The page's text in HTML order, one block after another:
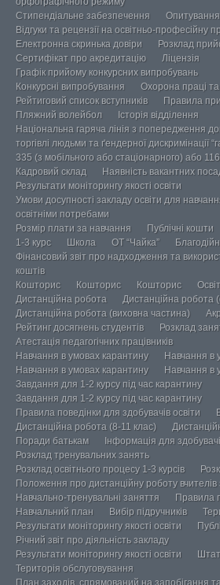
Стипендіальне забезпечення
Опитування
Відгуки та рецензії на освітньо-професійну
Електронна скринька довіри
Розклад
Сертифікат про акредитацію
Ліцензія
Графік прийому конкурсних випробувань
Конкурсні випробування
Охорона праці
Рейтиговий список вступників
Правила
Пляжний волейбол
Історія відділення
Національна гаряча лінія з попередження
торгівлі людьми та ґендерної дискримінації
335 (з мобільного або стаціонарного) або
Кадровий склад
Наявність вакантних
Результати моніторингу якості освіти
Умови досупності закладу освіти для
освітніми потребами
Розмір плати за навчання
Публічні кошти
1-3 курс
Школа ОТ “Чайка”
Фінансовий звіт про надходження та
коштів
Кошторис
Кошторис Кошторис
Дистанційна робота
Дистанційна робота
Дистанційна робота (виховна частина)
Рейтинг досягнень студентів
Розклад
Атестація педагогічних працівників
Навчання в умовах карантину
Навчання в
Навчання в умовах карантину
Навчання в
Завдання для 1-2 курсу під час карантину
Завдання для 1-2 курсу під час карантину
Правила поведінки для здобувачів освіти
Дистанційна робота (8-11 клас)
Поради батькам
Інформація для
Розклад тренувальних занять
Розклад освітнього процесу 1-3 курсів
Положення про дистанційну роботу вчителів
Навчально-тренувальні заняття
Правила
Навчальний план
Вибір підручників
Результати моніторингу якості освіти
Річний звіт про діяльність закладу
Результати моніторингу якості освіти
Територія обслуговування